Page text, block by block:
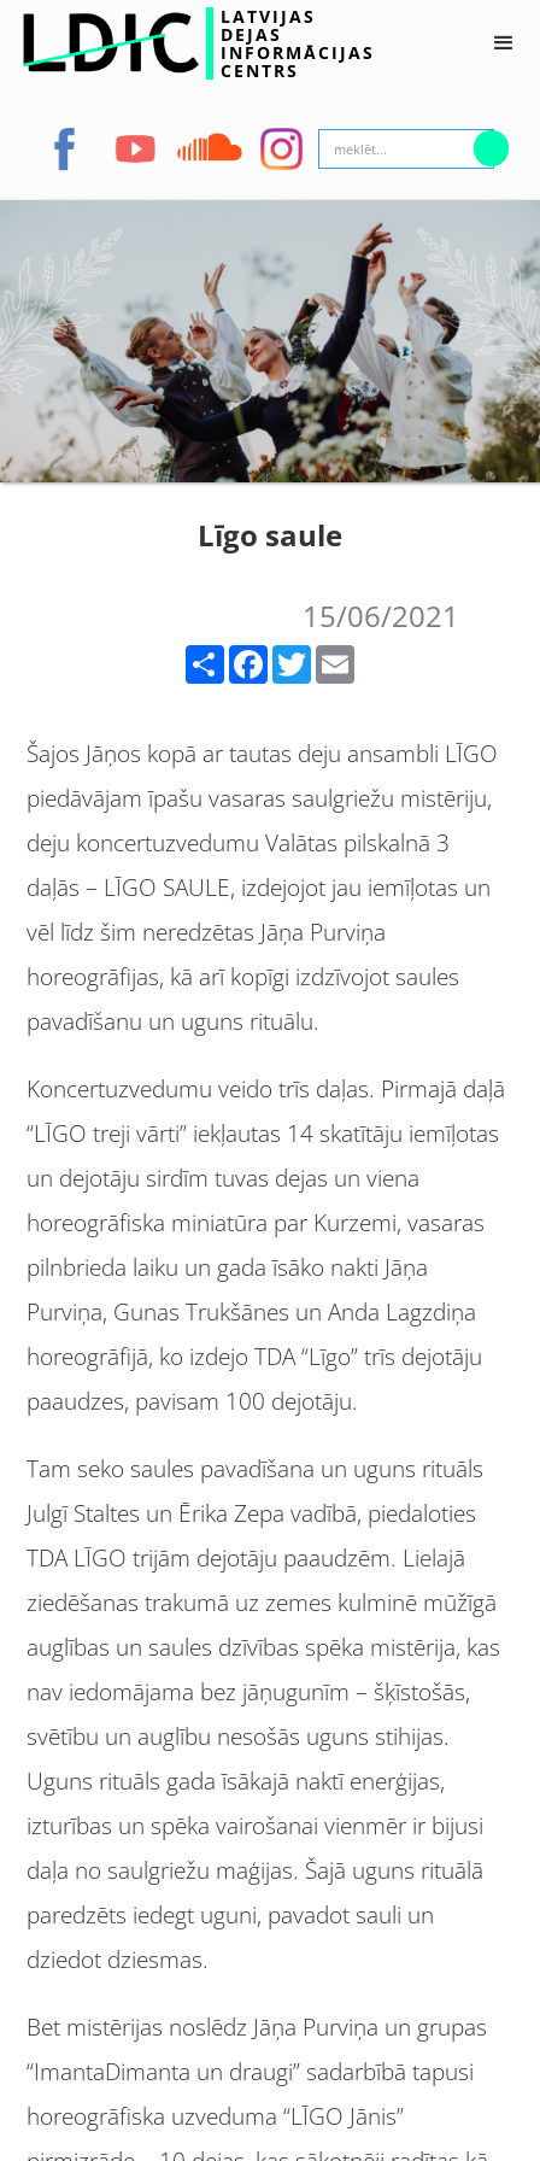
LATVIJAS
DEJAS
INFORMĀCIJAS
CENTRS
Līgo saule
15/06/2021
Share Facebook Twitter
Šajos Jāņos kopā ar tautas deju ansambli LĪGO
piedāvājam īpašu vasaras saulgriežu mistēriju,
deju koncertuzvedumu Valātas pilskalnā 3
daļās – LĪGO SAULE, izdejojot jau iemīļotas un
vēl līdz šim neredzētas Jāņa Purviņa
horeogrāfijas, kā arī kopīgi izdzīvojot saules
pavadīšanu un uguns rituālu.
Koncertuzvedumu veido trīs daļas. Pirmajā daļā
“LĪGO treji vārti” iekļautas 14 skatītāju iemīļotas
un dejotāju sirdīm tuvas dejas un viena
horeogrāfiska miniatūra par Kurzemi, vasaras
pilnbrieda laiku un gada īsāko nakti Jāņa
Purviņa, Gunas Trukšānes un Anda Lagzdiņa
horeogrāfijā, ko izdejo TDA “Līgo” trīs dejotāju
paaudzes, pavisam 100 dejotāju.
Tam seko saules pavadīšana un uguns rituāls
Julgī Staltes un Ērika Zepa vadībā, piedaloties
TDA LĪGO trijām dejotāju paaudzēm. Lielajā
ziedēšanas trakumā uz zemes kulminē mūžīgā
auglības un saules dzīvības spēka mistērija, kas
nav iedomājama bez jāņugunīm – šķīstošās,
svētību un auglību nesošās uguns stihijas.
Uguns rituāls gada īsākajā naktī enerģijas,
izturības un spēka vairošanai vienmēr ir bijusi
daļa no saulgriežu maģijas. Šajā uguns rituālā
paredzēts iedegt uguni, pavadot sauli un
dziedot dziesmas.
Bet mistērijas noslēdz Jāņa Purviņa un grupas
“ImantaDimanta un draugi” sadarbībā tapusi
horeogrāfiska uzveduma “LĪGO Jānis”